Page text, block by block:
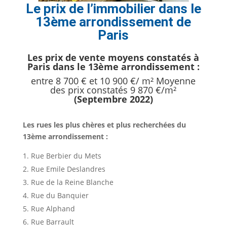
Le prix de l’immobilier dans le
13ème arrondissement de
Paris
Les prix de vente moyens constatés à
Paris dans le 13ème arrondissement :
entre 8 700 € et 10 900 €/ m² Moyenne
des prix constatés 9 870 €/m²
(Septembre 2022)
Les rues les plus chères et plus recherchées du
13ème arrondissement :
Rue Berbier du Mets
Rue Emile Deslandres
Rue de la Reine Blanche
Rue du Banquier
Rue Alphand
Rue Barrault